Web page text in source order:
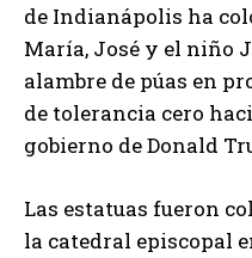
de Indianápolis ha
María, José y el niño
alambre de púas en
de tolerancia cero
gobierno de Donald
Las estatuas fueron
la catedral episcopal